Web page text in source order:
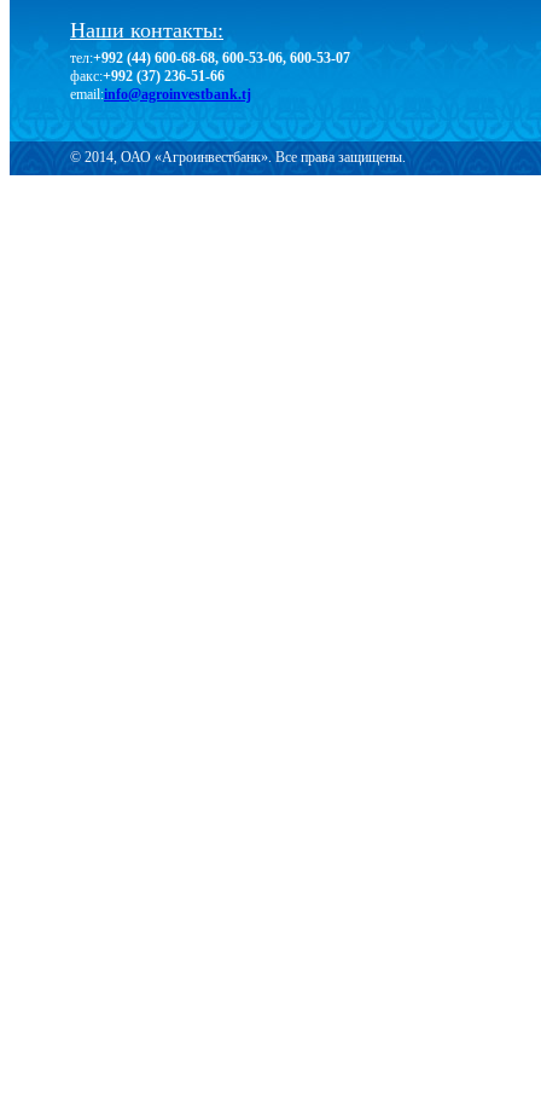
Наши контакты:
тел:+992 (44) 600-68-68, 600-53-06, 600-53-07
факс:+992 (37) 236-51-66
email:info@agroinvestbank.tj
© 2014, ОАО «Агроинвестбанк». Все права защищены.